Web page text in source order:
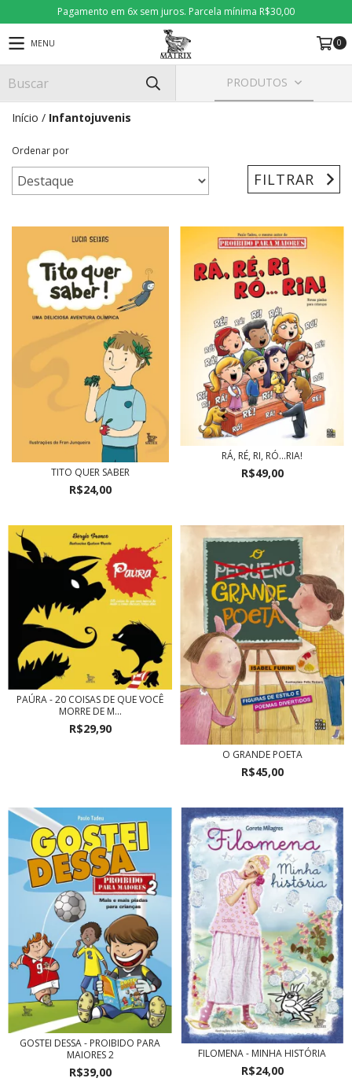
Pagamento em 6x sem juros. Parcela mínima R$30,00
MENU 0
PRODUTOS
Início / Infantojuvenis
Ordenar por
FILTRAR
TITO QUER SABER
R$24,00
RÁ, RÉ, RI, RÓ...RIA!
R$49,00
PAÚRA - 20 COISAS DE QUE VOCÊ
MORRE DE M...
R$29,90
O GRANDE POETA
R$45,00
GOSTEI DESSA - PROIBIDO PARA
MAIORES 2
R$39,00
FILOMENA - MINHA HISTÓRIA
R$24,00